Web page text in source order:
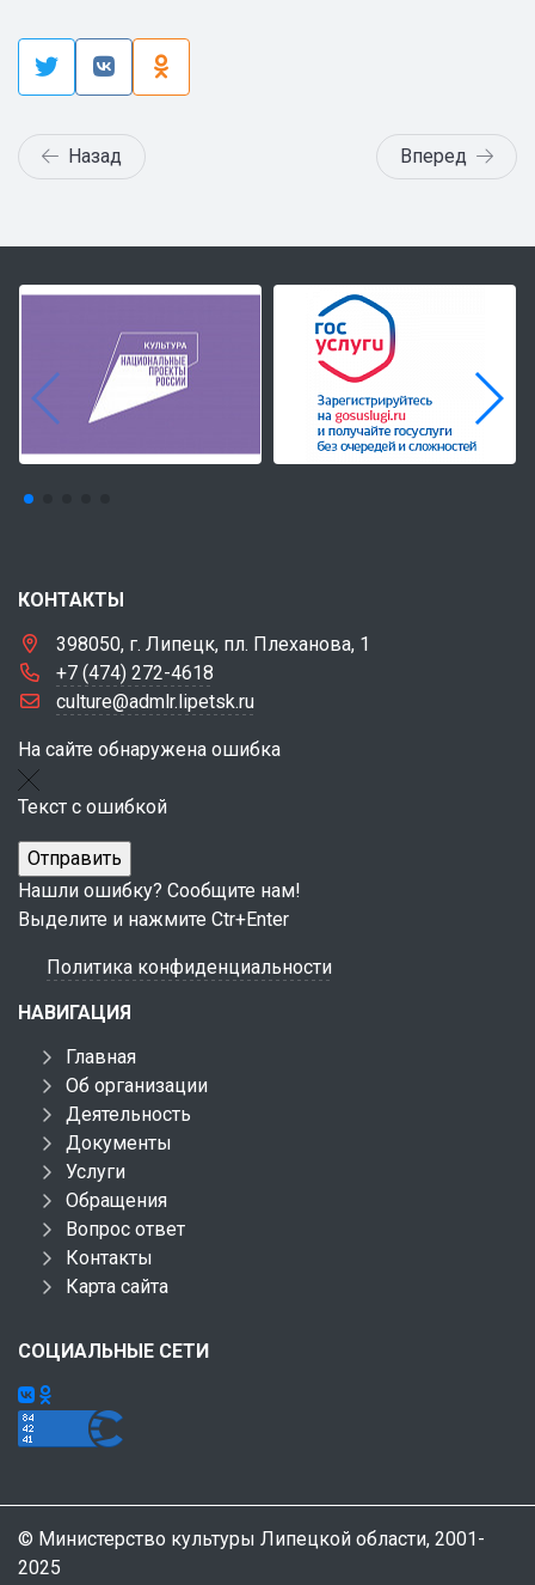
Назад Вперед
КОНТАКТЫ
398050, г. Липецк, пл. Плеханова, 1
+7 (474) 272-4618
culture@admlr.lipetsk.ru
На сайте обнаружена ошибка
Текст с ошибкой
Нашли ошибку? Сообщите нам!
Выделите и нажмите Ctr+Enter
Политика конфиденциальности
НАВИГАЦИЯ
Главная
Об организации
Деятельность
Документы
Услуги
Обращения
Вопрос ответ
Контакты
Карта сайта
СОЦИАЛЬНЫЕ СЕТИ
© Министерство культуры Липецкой области, 2001-
2025